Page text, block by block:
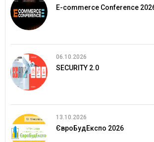
E-commerce Conference
06.10.2026
SECURITY 2.0
13.10.2026
ЄвроБудЕкспо 2026